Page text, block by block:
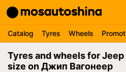
Catalog Tyres Wheels
Tyres and wheels for
size on Джип Вагонеер